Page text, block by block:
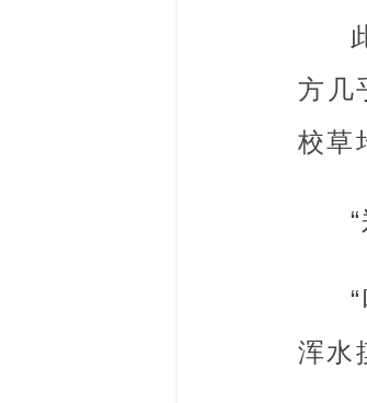
方几
校草
浑水